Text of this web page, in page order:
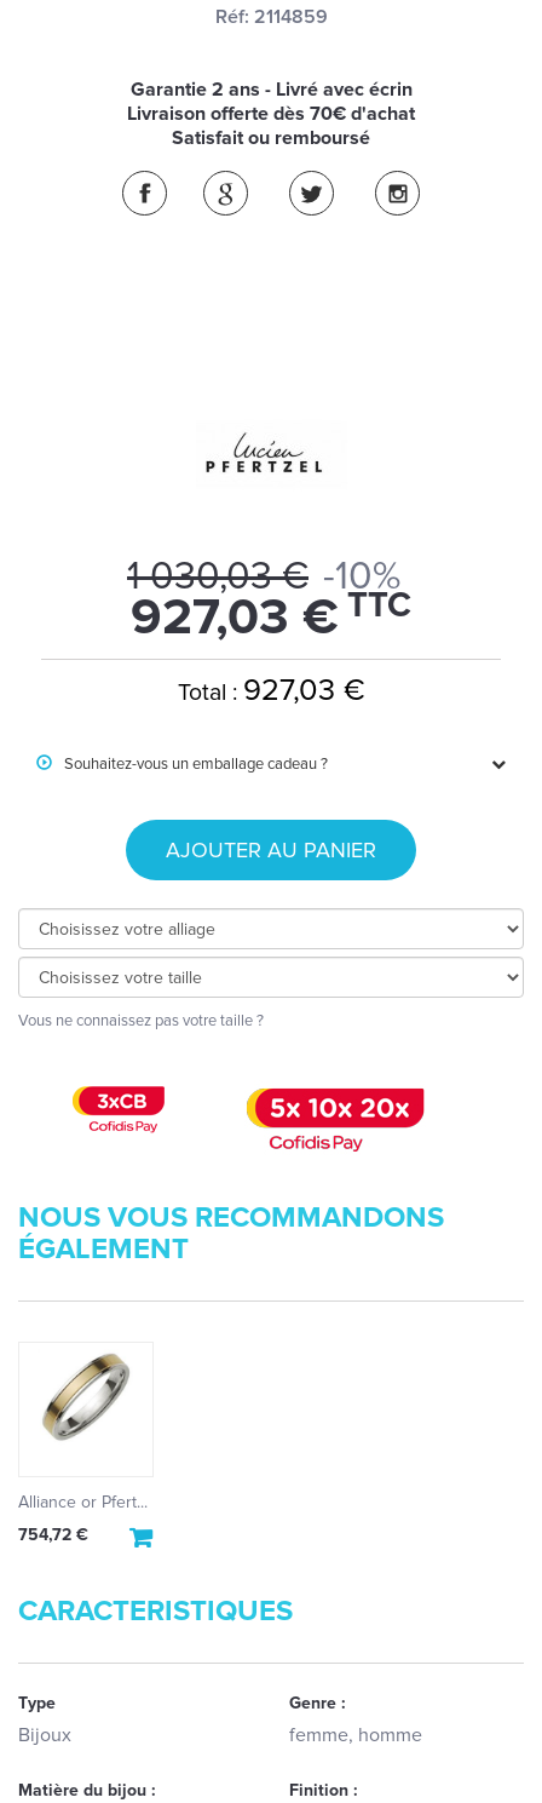
Réf: 2114859
Garantie 2 ans - Livré avec écrin
Livraison offerte dès 70€ d'achat
Satisfait ou remboursé
1 030,03 € -10%
927,03 € TTC
Total : 927,03 €
Souhaitez-vous un emballage cadeau ?
AJOUTER AU PANIER
Vous ne connaissez pas votre taille ?
NOUS VOUS RECOMMANDONS
ÉGALEMENT
Alliance or Pfert...
754,72 €
CARACTERISTIQUES
Type
Bijoux
Genre :
femme, homme
Matière du bijou : Finition :